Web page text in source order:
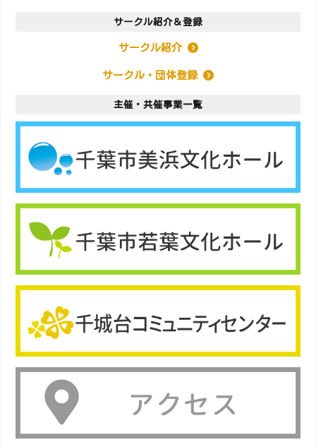
サークル紹介＆登録
サークル紹介
サークル・団体登録
主催・共催事業一覧